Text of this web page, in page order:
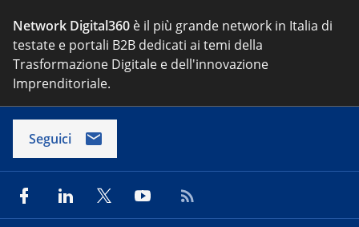
Network Digital360 è il più grande network in Italia di
testate e portali B2B dedicati ai temi della
Trasformazione Digitale e dell'innovazione
Imprenditoriale.
Seguici